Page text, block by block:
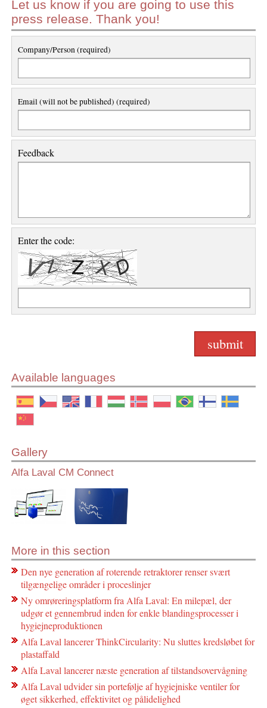
Let us know if you are going to use this
press release. Thank you!
Company/Person (required)
Email (will not be published) (required)
Feedback
Enter the code:
Available languages
Gallery
Alfa Laval CM Connect
More in this section
Den nye generation af roterende retraktorer renser svært
tilgængelige områder i proceslinjer
Ny omrøreringsplatform fra Alfa Laval: En milepæl, der
udgør et gennembrud inden for enkle blandingsprocesser i
hygiejneproduktionen
Alfa Laval lancerer ThinkCircularity: Nu sluttes kredsløbet for
plastaffald
Alfa Laval lancerer næste generation af tilstandsovervågning
Alfa Laval udvider sin portefølje af hygiejniske ventiler for
øget sikkerhed, effektivitet og pålidelighed